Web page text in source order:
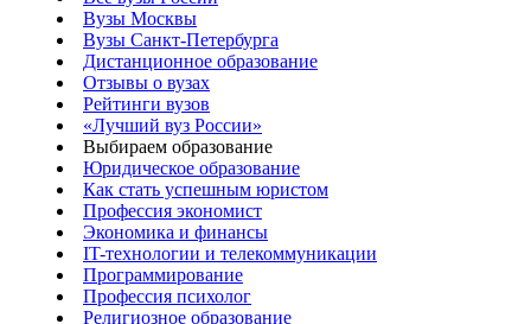
Вузы Москвы
Вузы Санкт-Петербурга
Дистанционное образование
Отзывы о вузах
Рейтинги вузов
«Лучший вуз России»
Выбираем образование
Юридическое образование
Как стать успешным юристом
Профессия экономист
Экономика и финансы
IT-технологии и телекоммуникации
Программирование
Профессия психолог
Религиозное образование